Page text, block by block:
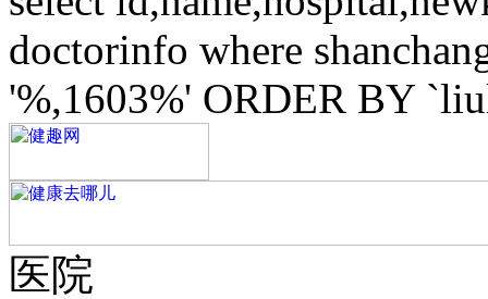
doctorinfo where
'%,1603%' ORDER BY
医院